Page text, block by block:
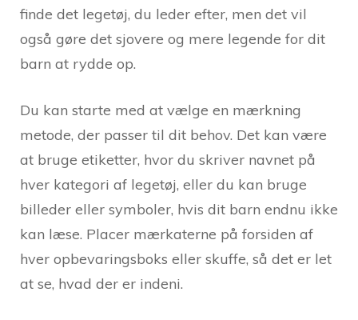
finde det legetøj, du leder efter, men det vil
også gøre det sjovere og mere legende for dit
barn at rydde op.
Du kan starte med at vælge en mærkning
metode, der passer til dit behov. Det kan være
at bruge etiketter, hvor du skriver navnet på
hver kategori af legetøj, eller du kan bruge
billeder eller symboler, hvis dit barn endnu ikke
kan læse. Placer mærkaterne på forsiden af
hver opbevaringsboks eller skuffe, så det er let
at se, hvad der er indeni.